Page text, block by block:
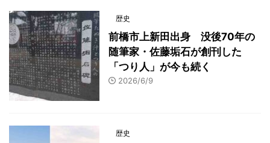
歴史
前橋市上新田出身 没後70年の
随筆家・佐藤垢石が創刊した
「つり人」が今も続く
2026/6/9
歴史